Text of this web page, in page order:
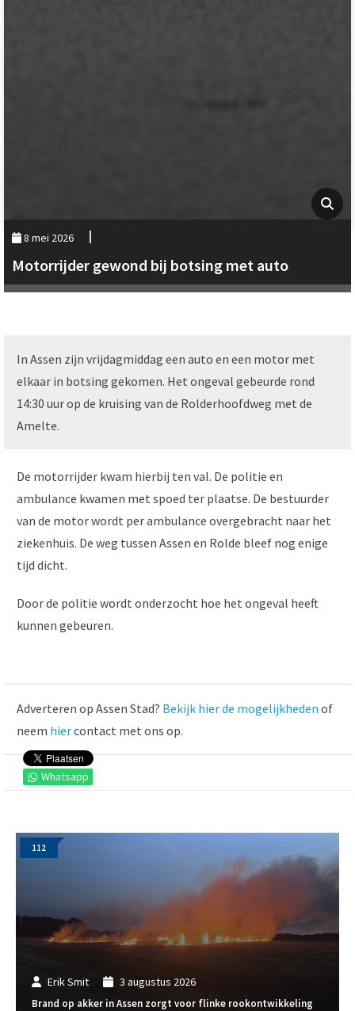
8 mei 2026
Motorrijder gewond bij botsing met auto
In Assen zijn vrijdagmiddag een auto en een motor met
elkaar in botsing gekomen. Het ongeval gebeurde rond
14:30 uur op de kruising van de Rolderhoofdweg met de
Amelte.
De motorrijder kwam hierbij ten val. De politie en
ambulance kwamen met spoed ter plaatse. De bestuurder
van de motor wordt per ambulance overgebracht naar het
ziekenhuis. De weg tussen Assen en Rolde bleef nog enige
tijd dicht.
Door de politie wordt onderzocht hoe het ongeval heeft
kunnen gebeuren.
Whatsapp
Adverteren op Assen Stad? Bekijk hier de mogelijkheden of
neem hiercontact met ons op.
Erik Smit 3 augustus 2026
Brand op akker in Assen zorgt voor flinke rookontwikkeling
112